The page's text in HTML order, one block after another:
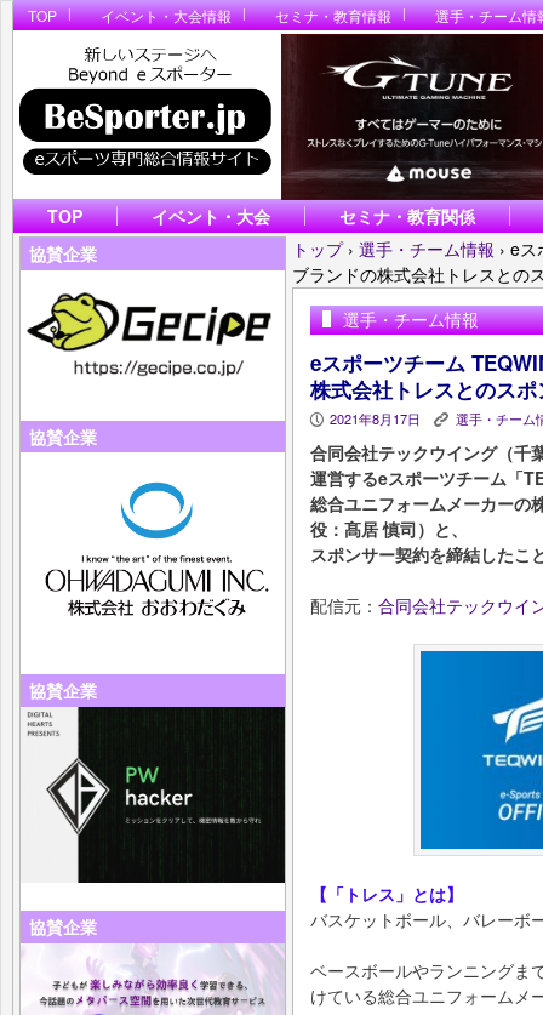
TOP イベント・大会情報 セミナ・教育情報 選手・チーム情
TOP イベント・大会
セミナ・教育関係
協賛企業
協賛企業
協賛企業
協賛企業
トップ › 選手・チーム情報 › eス
ブランドの株式会社トレスとの
選手・チーム情報
eスポーツチーム
株式会社トレスとのス
P 2021年8月17日 K 選手・チーム
合同会社テックウイング（千
運営するeスポーツチーム「
総合ユニフォームメーカーの
役：髙居 慎司）と、
スポンサー契約を締結したこ
配信元： 合同会社テックウイ
【「トレス」とは】
バスケットボール、バレーボ
ベースボールやランニングま
けている総合ユニフォームメ